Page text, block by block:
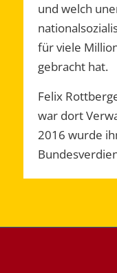
und welch
für viele
gebracht hat.
Felix
war dort
2016 wurde